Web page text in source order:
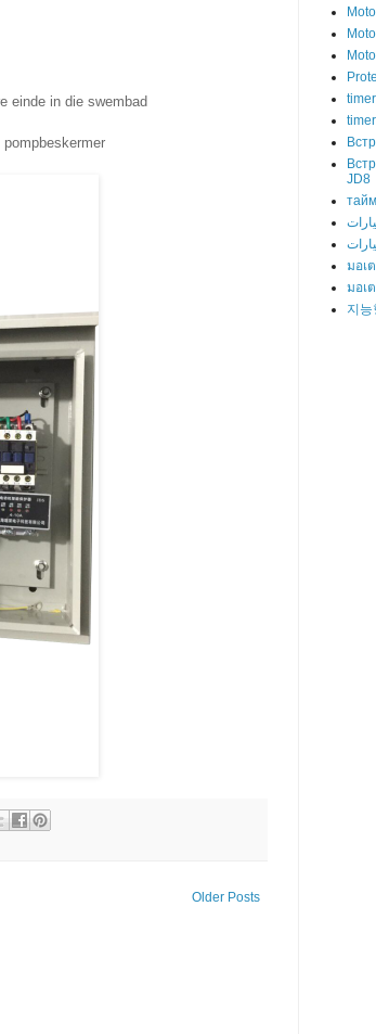
einde in die swembad
pompbeskermer
Older Posts
JD8
มอเ
มอเ
지능